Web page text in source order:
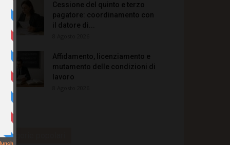
Cessione del quinto e terzo
pagatore: coordinamento con
il datore di...
Affidamento, licenziamento e
mutamento delle condizioni di
lavoro
popolari